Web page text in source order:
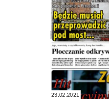
23.02.2021